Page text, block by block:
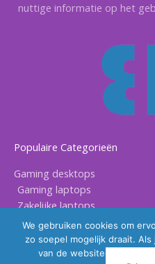
nuttige informatie op het
Populaire Categorieën
Gaming desktops
Gaming laptops
Zakelijke laptops
Gaming accessoires
We gebruiken cookies om
zo soepel mogelijk draait.
van de website, gaan we